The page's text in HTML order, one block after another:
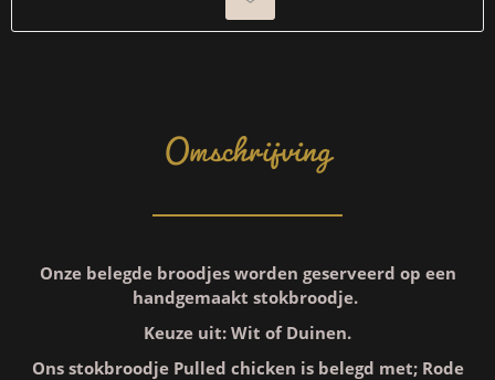
Omschrijving
Onze belegde broodjes worden geserveerd op een
handgemaakt stokbroodje.
Keuze uit: Wit of Duinen.
Ons stokbroodje Pulled chicken is belegd met; Rode